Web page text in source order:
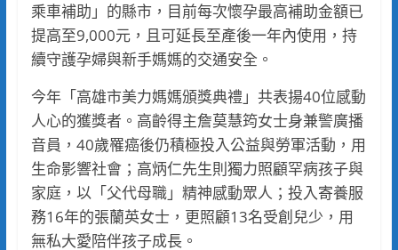
乘車補助」的縣市，目前每次懷孕最高補助金額已
提高至9,000元，且可延長至產後一年內使用，持
續守護孕婦與新手媽媽的交通安全。
今年「高雄市美力媽媽頒獎典禮」共表揚40位感動
人心的獲獎者。高齡得主詹莫慧筠女士身兼警廣播
音員，40歲罹癌後仍積極投入公益與勞軍活動，用
生命影響社會；高炳仁先生則獨力照顧罕病孩子與
家庭，以「父代母職」精神感動眾人；投入寄養服
務16年的張蘭英女士，更照顧13名受創兒少，用
無私大愛陪伴孩子成長。